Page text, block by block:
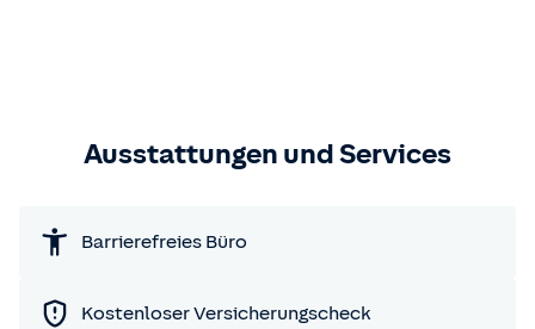
Ausstattungen und Services
Barrierefreies Büro
Kostenloser Versicherungscheck